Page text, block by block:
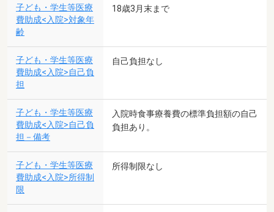
子ども・学生等医療
費助成<入院>対象年
齢
18歳3月末まで
子ども・学生等医療
費助成<入院>自己負
担
自己負担なし
子ども・学生等医療
費助成<入院>自己負
担－備考
入院時食事療養費の標準負担額の自己
負担あり。
子ども・学生等医療
費助成<入院>所得制
限
所得制限なし